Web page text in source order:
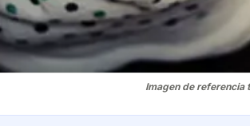
Imagen de referencia